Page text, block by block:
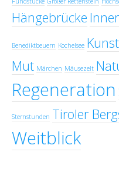
Hängebrücke
Benediktbeuern Kochelsee Kunst
Mut Märchen Mäusezelt
Regeneration
Sternstunden Tiroler
Weitblick